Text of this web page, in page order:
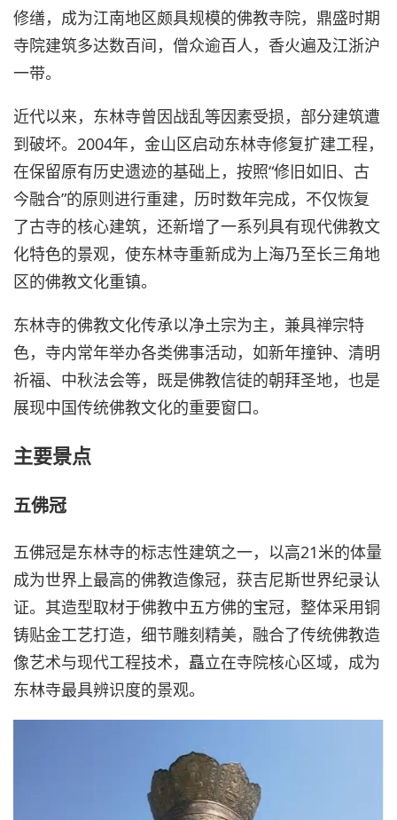
修缮，成为江南地区颇具规模的佛教寺院，鼎盛时期
寺院建筑多达数百间，僧众逾百人，香火遍及江浙沪
一带。
近代以来，东林寺曾因战乱等因素受损，部分建筑遭
到破坏。2004年，金山区启动东林寺修复扩建工程，
在保留原有历史遗迹的基础上，按照“修旧如旧、古
今融合”的原则进行重建，历时数年完成，不仅恢复
了古寺的核心建筑，还新增了一系列具有现代佛教文
化特色的景观，使东林寺重新成为上海乃至长三角地
区的佛教文化重镇。
东林寺的佛教文化传承以净土宗为主，兼具禅宗特
色，寺内常年举办各类佛事活动，如新年撞钟、清明
祈福、中秋法会等，既是佛教信徒的朝拜圣地，也是
展现中国传统佛教文化的重要窗口。
主要景点
五佛冠
五佛冠是东林寺的标志性建筑之一，以高21米的体量
成为世界上最高的佛教造像冠，获吉尼斯世界纪录认
证。其造型取材于佛教中五方佛的宝冠，整体采用铜
铸贴金工艺打造，细节雕刻精美，融合了传统佛教造
像艺术与现代工程技术，矗立在寺院核心区域，成为
东林寺最具辨识度的景观。